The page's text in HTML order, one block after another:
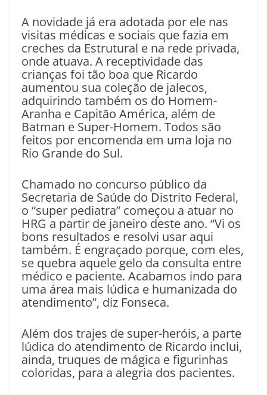
A novidade já era adotada por ele nas
visitas médicas e sociais que fazia em
creches da Estrutural e na rede privada,
onde atuava. A receptividade das
crianças foi tão boa que Ricardo
aumentou sua coleção de jalecos,
adquirindo também os do Homem-
Aranha e Capitão América, além de
Batman e Super-Homem. Todos são
feitos por encomenda em uma loja no
Rio Grande do Sul.
Chamado no concurso público da
Secretaria de Saúde do Distrito Federal,
o “super pediatra” começou a atuar no
HRG a partir de janeiro deste ano. “Vi os
bons resultados e resolvi usar aqui
também. É engraçado porque, com eles,
se quebra aquele gelo da consulta entre
médico e paciente. Acabamos indo para
uma área mais lúdica e humanizada do
atendimento”, diz Fonseca.
Além dos trajes de super-heróis, a parte
lúdica do atendimento de Ricardo inclui,
ainda, truques de mágica e figurinhas
coloridas, para a alegria dos pacientes.